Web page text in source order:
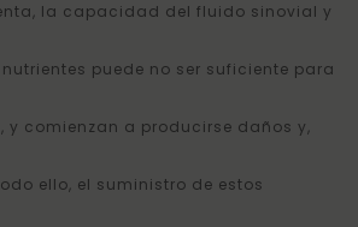
la capacidad del fluido sinovial y
puede no ser suficiente para
y comienzan a producirse daños y,
ello, el suministro de estos